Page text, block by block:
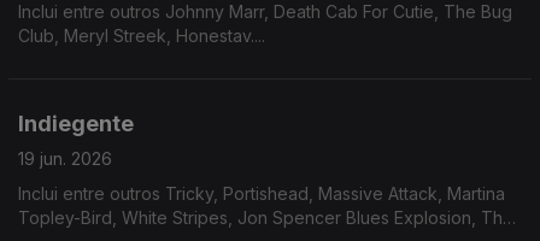
Inclui entre outros Johnny Marr, Death Cab For Cutie, The Bug
Club, Meryl Streek, Honestav....
Indiegente
19 jun. 2026
Inclui entre outros Tricky, Portishead, Massive Attack, Martina
Topley-Bird, White Stripes, Jon Spencer Blues Explosion, The